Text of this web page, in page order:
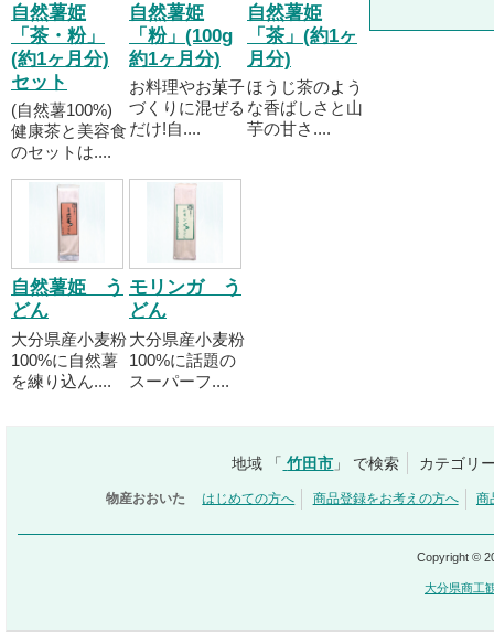
自然薯姫
「茶・粉」
(約1ヶ月分)
セット
(自然薯100%)
健康茶と美容食
のセットは....
自然薯姫
「粉」(100g
約1ヶ月分)
お料理やお菓子
づくりに混ぜる
だけ!自....
自然薯姫
「茶」(約1ヶ
月分)
ほうじ茶のよう
な香ばしさと山
芋の甘さ....
自然薯姫 う
どん
大分県産小麦粉
100%に自然薯
を練り込ん....
モリンガ う
どん
大分県産小麦粉
100%に話題の
スーパーフ....
地域 「 竹田市 」 で検索 カテゴリ
物産おおいた はじめての方へ 商品登録をお考えの方へ 商
Copyright ©
大分県商工